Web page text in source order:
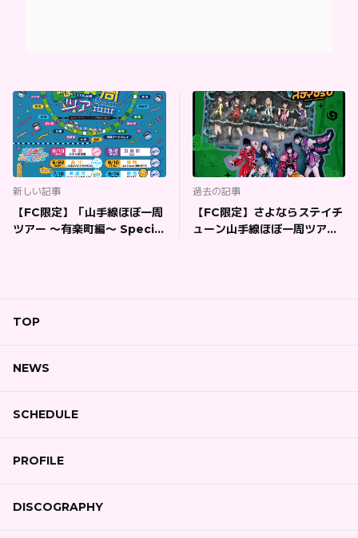
新しい記事
【FC限定】「山手線ほぼ一周
ツアー 〜有楽町編〜 Special
過去の記事
【FC限定】さよならステイチ
ューン山手線ほぼ一周ツアー
TOP
NEWS
SCHEDULE
PROFILE
DISCOGRAPHY